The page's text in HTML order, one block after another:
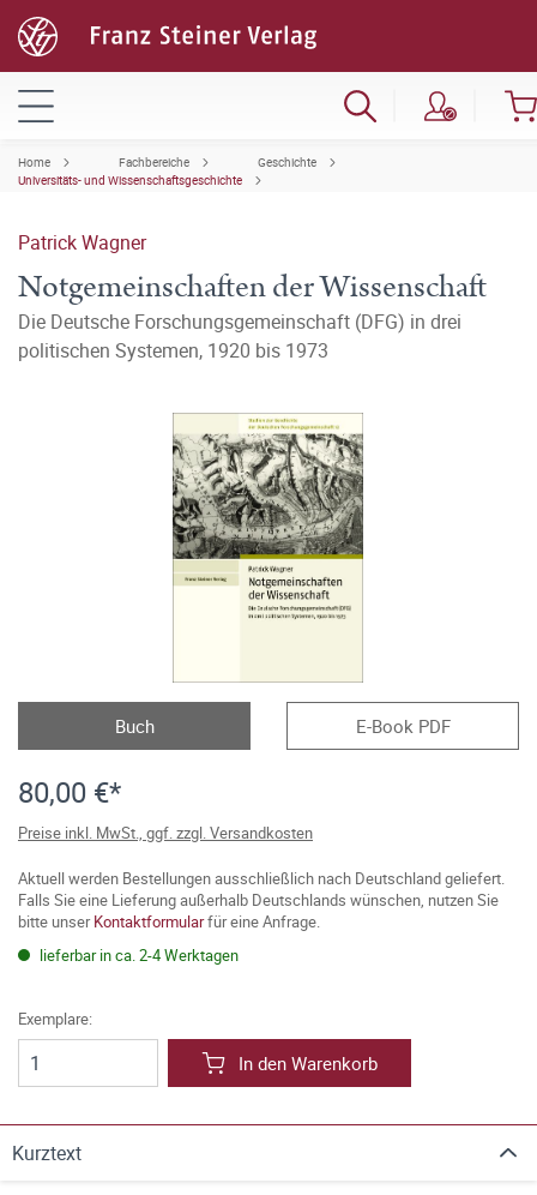
Home Fachbereiche
Geschichte
Universitäts- und Wissenschaftsgeschichte
Patrick Wagner
Notgemeinschaften der Wissenschaft
Die Deutsche Forschungsgemeinschaft (DFG) in drei
politischen Systemen, 1920 bis 1973
Buch E-Book PDF
80,00 €*
Preise inkl. MwSt., ggf. zzgl. Versandkosten
Aktuell werden Bestellungen ausschließlich nach Deutschland geliefert.
Falls Sie eine Lieferung außerhalb Deutschlands wünschen, nutzen Sie
bitte unserKontaktformularfür eine Anfrage.
lieferbar in ca. 2-4 Werktagen
Exemplare:
In den Warenkorb
Kurztext